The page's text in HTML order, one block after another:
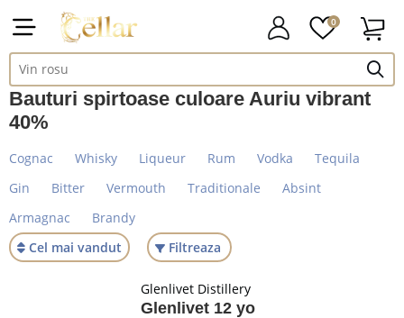
0
Bauturi spirtoase culoare Auriu vibrant
40%
Cognac Whisky Liqueur Rum Vodka
Tequila
Gin
Bitter Vermouth Traditionale
Absint
Armagnac
Brandy
Cel mai vandut
Filtreaza
Glenlivet Distillery
Glenlivet 12 yo